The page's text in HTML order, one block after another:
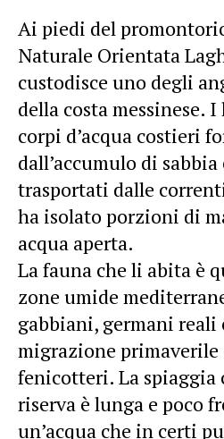
Ai piedi del
Naturale Orientata
custodisce uno degli
della costa messinese.
corpi d’acqua costieri
dall’accumulo di
trasportati dalle
ha isolato porzioni di
acqua aperta.
La fauna che li abita è
zone umide
gabbiani, germani
migrazione primaverile
fenicotteri. La spiaggia
riserva è lunga e poco
un’acqua che in certi